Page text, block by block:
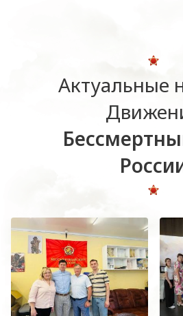
Актуальные